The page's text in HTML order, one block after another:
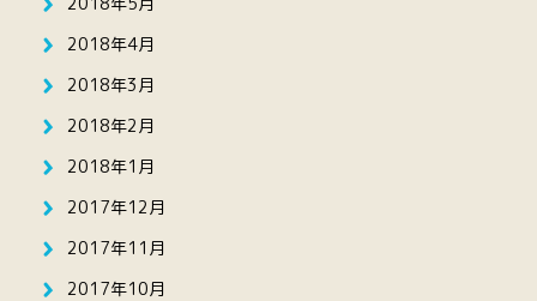
2018年4月
2018年3月
2018年2月
2018年1月
2017年12月
2017年11月
2017年10月